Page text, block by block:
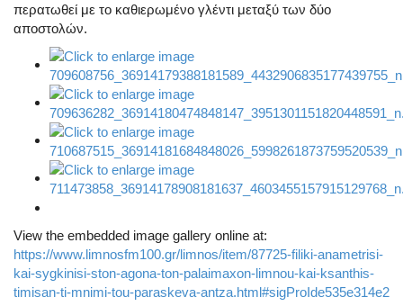
περατωθεί με το καθιερωμένο γλέντι μεταξύ των δύο
αποστολών.
View the embedded image gallery online at:
https://www.limnosfm100.gr/limnos/item/87725-filiki-anametrisi-
kai-sygkinisi-ston-agona-ton-palaimaxon-limnou-kai-ksanthis-
timisan-ti-mnimi-tou-paraskeva-antza.html#sigProIde535e314e2